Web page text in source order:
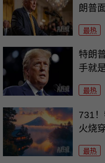
朗普
最热
特朗
手就
最热
731
火烧
最热